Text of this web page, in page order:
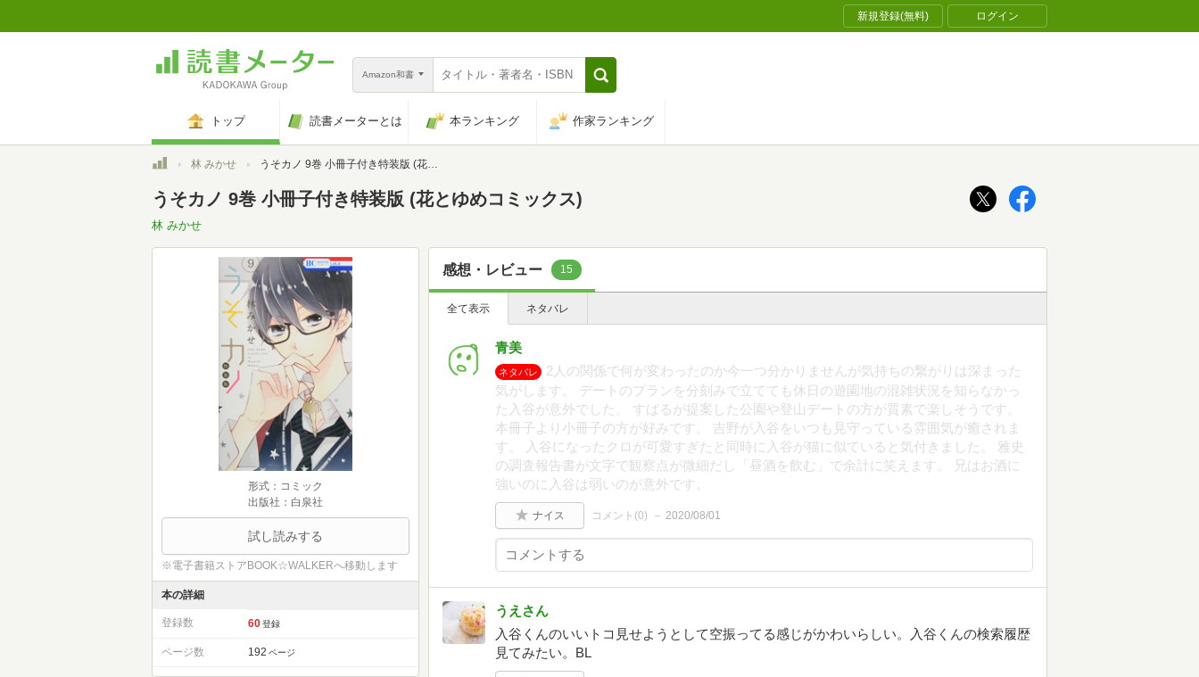
新規登録(無料) ログイン
Amazon和書
トップ 読書メーターとは 本ランキング 作家ランキング
トップ林 みかせ うそカノ 9巻 小冊子付き特装版 (花とゆめコミックス)
うそカノ 9巻 小冊子付き特装版 (花とゆめコミックス)
林 みかせ
形式：コミック
出版社：白泉社
試し読みする
※電子書籍ストアBOOK☆WALKERへ移動します
本の詳細
登録数 60 登録
ページ数 192 ページ
感想・レビュー 15
全て表示 ネタバレ
青美
ネタバレ
2人の関係で何が変わったのか今一つ分かりませんが気持ちの繋がりは深まった
気がします。 デートのプランを分刻みで立てても休日の遊園地の混雑状況を知らなかっ
た入谷が意外でした。 すばるが提案した公園や登山デートの方が質素で楽しそうです。
本冊子より小冊子の方が好みです。 吉野が入谷をいつも見守っている雰囲気が癒されま
す。 入谷になったクロが可愛すぎたと同時に入谷が猫に似ていると気付きました。 雅史
の調査報告書が文字で観察点が微細だし「昼酒を飲む」で余計に笑えます。 兄はお酒に
強いのに入谷は弱いのが意外です。
ナイス コメント(0) 2020/08/01
うえさん
入谷くんのいいトコ見せようとして空振ってる感じがかわいらしい。入谷くんの検索履歴
見てみたい。BL